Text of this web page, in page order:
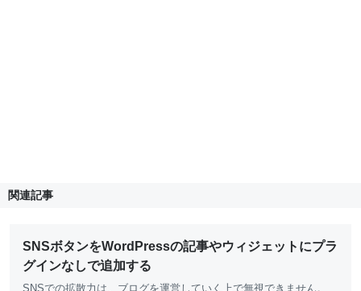
関連記事
SNSボタンをWordPressの記事やウィジェットにプラ
グインなしで追加する
SNSでの拡散力は、ブログを運営していく上で無視できません。